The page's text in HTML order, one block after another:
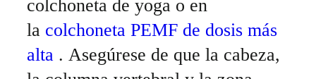
colchoneta de yoga o en
la colchoneta PEMF de dosis más
alta . Asegúrese de que la cabeza,